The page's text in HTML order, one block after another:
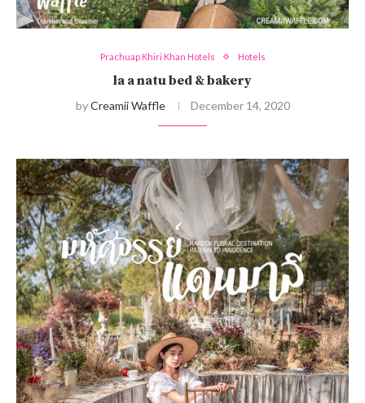
Prachuap Khiri Khan Hotels Hotels
la a natu bed & bakery
byCreamii Waffle December 14, 2020